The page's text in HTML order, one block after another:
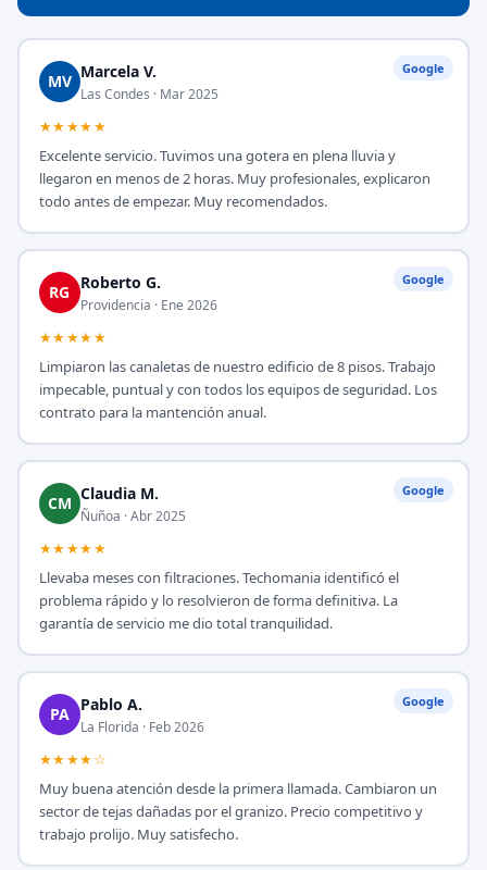
Google
MV Marcela V.
Las Condes · Mar 2025
★★★★★
Excelente servicio. Tuvimos una gotera en plena lluvia y
llegaron en menos de 2 horas. Muy profesionales, explicaron
todo antes de empezar. Muy recomendados.
Google
RG Roberto G.
Providencia · Ene 2026
★★★★★
Limpiaron las canaletas de nuestro edificio de 8 pisos. Trabajo
impecable, puntual y con todos los equipos de seguridad. Los
contrato para la mantención anual.
Google
CM Claudia M.
Ñuñoa · Abr 2025
★★★★★
Llevaba meses con filtraciones. Techomania identificó el
problema rápido y lo resolvieron de forma definitiva. La
garantía de servicio me dio total tranquilidad.
Google
PA Pablo A.
La Florida · Feb 2026
★★★★☆
Muy buena atención desde la primera llamada. Cambiaron un
sector de tejas dañadas por el granizo. Precio competitivo y
trabajo prolijo. Muy satisfecho.